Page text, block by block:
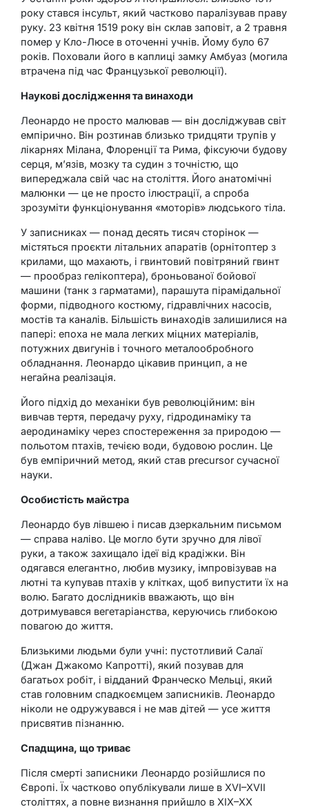
року стався інсульт, який частково паралізував праву
руку. 23 квітня 1519 року він склав заповіт, а 2 травня
помер у Кло-Люсе в оточенні учнів. Йому було 67
років. Поховали його в каплиці замку Амбуаз (могила
втрачена під час Французької революції).
Наукові дослідження та винаходи
Леонардо не просто малював — він досліджував світ
емпірично. Він розтинав близько тридцяти трупів у
лікарнях Мілана, Флоренції та Рима, фіксуючи будову
серця, м’язів, мозку та судин з точністю, що
випереджала свій час на століття. Його анатомічні
малюнки — це не просто ілюстрації, а спроба
зрозуміти функціонування «моторів» людського тіла.
У записниках — понад десять тисяч сторінок —
містяться проєкти літальних апаратів (орнітоптер з
крилами, що махають, і гвинтовий повітряний гвинт
— прообраз гелікоптера), броньованої бойової
машини (танк з гарматами), парашута пірамідальної
форми, підводного костюму, гідравлічних насосів,
мостів та каналів. Більшість винаходів залишилися на
папері: епоха не мала легких міцних матеріалів,
потужних двигунів і точного металообробного
обладнання. Леонардо цікавив принцип, а не
негайна реалізація.
Його підхід до механіки був революційним: він
вивчав тертя, передачу руху, гідродинаміку та
аеродинаміку через спостереження за природою —
польотом птахів, течією води, будовою рослин. Це
був емпіричний метод, який став precursor сучасної
науки.
Особистість майстра
Леонардо був лівшею і писав дзеркальним письмом
— справа наліво. Це могло бути зручно для лівої
руки, а також захищало ідеї від крадіжки. Він
одягався елегантно, любив музику, імпровізував на
лютні та купував птахів у клітках, щоб випустити їх на
волю. Багато дослідників вважають, що він
дотримувався вегетаріанства, керуючись глибокою
повагою до життя.
Близькими людьми були учні: пустотливий Салаї
(Джан Джакомо Капротті), який позував для
багатьох робіт, і відданий Франческо Мельці, який
став головним спадкоємцем записників. Леонардо
ніколи не одружувався і не мав дітей — усе життя
присвятив пізнанню.
Спадщина, що триває
Після смерті записники Леонардо розійшлися по
Європі. Їх частково опублікували лише в XVI–XVII
століттях, а повне визнання прийшло в XIX–XX